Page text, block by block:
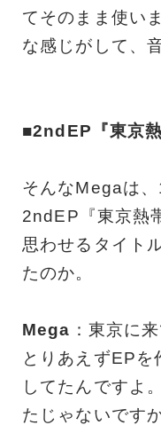
てそのまま使い
な感じがして、
■2ndEP『東京
そんなMegaは
2ndEP『東京熱
思わせるタイト
たのか。
Mega ：東京に
とりあえずEPを
してたんですよ
たじゃないです